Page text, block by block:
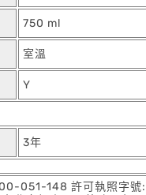
750 ml
室溫
Y
3年
051-148 許可執照字號